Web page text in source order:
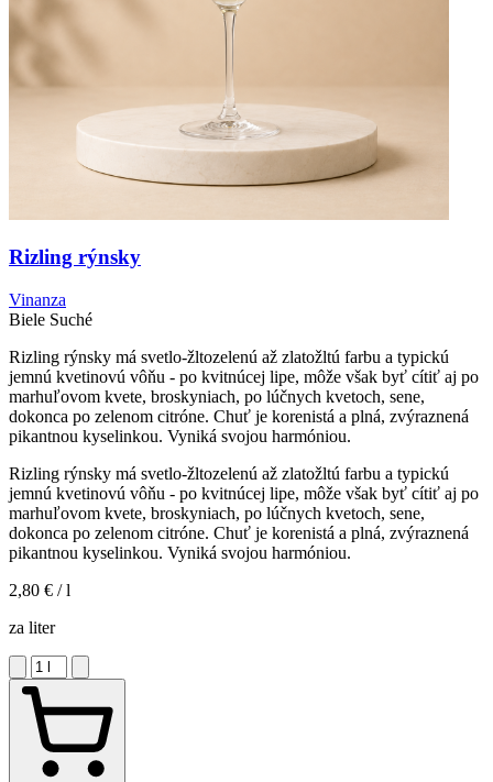
Rizling rýnsky
Vinanza
Biele Suché
Rizling rýnsky má svetlo-žltozelenú až zlatožltú farbu a typickú
jemnú kvetinovú vôňu - po kvitnúcej lipe, môže však byť cítiť aj po
marhuľovom kvete, broskyniach, po lúčnych kvetoch, sene,
dokonca po zelenom citróne. Chuť je korenistá a plná, zvýraznená
pikantnou kyselinkou. Vyniká svojou harmóniou.
Rizling rýnsky má svetlo-žltozelenú až zlatožltú farbu a typickú
jemnú kvetinovú vôňu - po kvitnúcej lipe, môže však byť cítiť aj po
marhuľovom kvete, broskyniach, po lúčnych kvetoch, sene,
dokonca po zelenom citróne. Chuť je korenistá a plná, zvýraznená
pikantnou kyselinkou. Vyniká svojou harmóniou.
2,80 € / l
za liter